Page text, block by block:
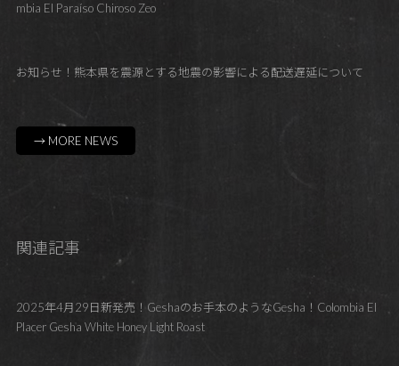
mbia El Paraíso Chiroso Zeo
お知らせ！熊本県を震源とする地震の影響による配送遅延について
→ MORE NEWS
関連記事
2025年4月29日新発売！Geshaのお手本のようなGesha！Colombia El
Placer Gesha White Honey Light Roast